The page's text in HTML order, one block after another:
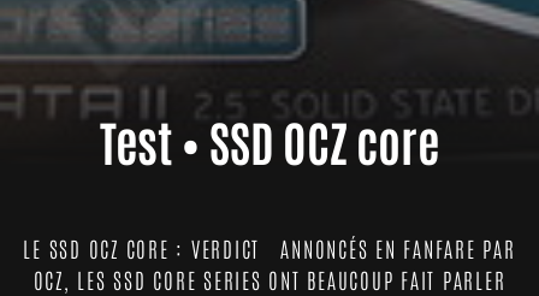
Test • SSD OCZ core
LE SSD OCZ CORE : VERDICT ANNONCÉS EN FANFARE PAR
OCZ, LES SSD CORE SERIES ONT BEAUCOUP FAIT PARLER